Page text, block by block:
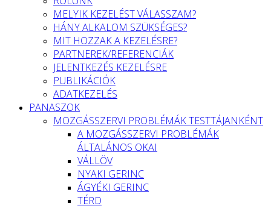
MELYIK KEZELÉST VÁLASSZAM?
HÁNY ALKALOM SZÜKSÉGES?
MIT HOZZAK A KEZELÉSRE?
PARTNEREK/REFERENCIÁK
JELENTKEZÉS KEZELÉSRE
PUBLIKÁCIÓK
ADATKEZELÉS
PANASZOK
MOZGÁSSZERVI PROBLÉMÁK TESTTÁJANKÉNT
A MOZGÁSSZERVI PROBLÉMÁK
ÁLTALÁNOS OKAI
VÁLLÖV
NYAKI GERINC
ÁGYÉKI GERINC
TÉRD